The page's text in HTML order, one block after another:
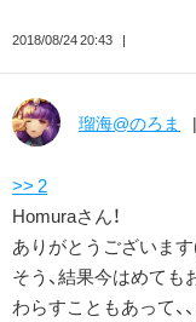
2018/08/24 20:43
瑠海@のろま
>> 2
Homuraさん！
ありがとうございま
そう、結果今はめて
わらすこともあって、、